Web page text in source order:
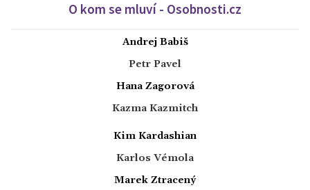
O kom se mluví - Osobnosti.cz
Andrej Babiš
Petr Pavel
Hana Zagorová
Kazma Kazmitch
Kim Kardashian
Karlos Vémola
Marek Ztracený